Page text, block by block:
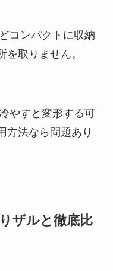
コンパクトに収納
取りません。
やすと変形する可
方法なら問題あり
ザルと徹底比